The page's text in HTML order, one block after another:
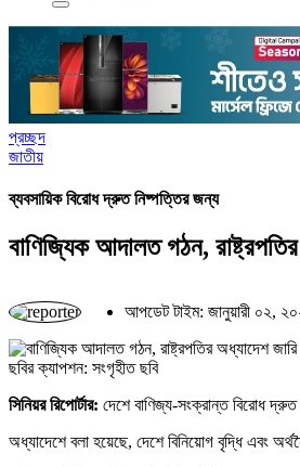
প্রচ্ছদ
জাতীয়
ব্যবসায়িক বিরোধ দ্রুত নিষ্পত্তির জন্য
বাণিজ্যিক আদালত গঠন,
আপডেট টাইম: জানুয়ারী ০২,
ছবির ক্যাপশন: সংগৃহীত ছবি
সিনিয়র রিপোর্টার: দেশে বাণিজ্য-সংক্রান্ত বিরোধ
অধ্যাদেশে বলা হয়েছে, দেশে বিনিয়োগ বৃদ্ধি এবং